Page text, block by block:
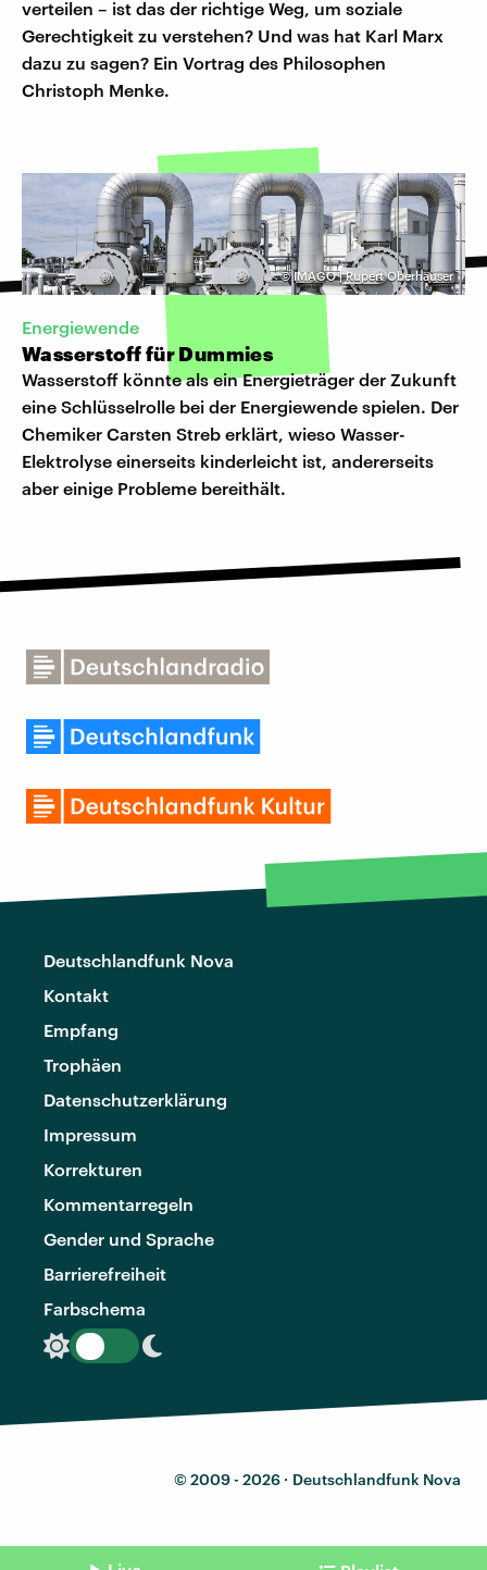
verteilen – ist das der richtige Weg, um soziale
Gerechtigkeit zu verstehen? Und was hat Karl Marx
dazu zu sagen? Ein Vortrag des Philosophen
Christoph Menke.
©IMAGO | Rupert Oberhäuser
Energiewende
Wasserstoff für Dummies
Wasserstoff könnte als ein Energieträger der Zukunft
eine Schlüsselrolle bei der Energiewende spielen. Der
Chemiker Carsten Streb erklärt, wieso Wasser-
Elektrolyse einerseits kinderleicht ist, andererseits
aber einige Probleme bereithält.
Deutschlandfunk Nova
Kontakt
Empfang
Trophäen
Datenschutzerklärung
Impressum
Korrekturen
Kommentarregeln
Gender und Sprache
Barrierefreiheit
Farbschema
© 2009 - 2026 · Deutschlandfunk Nova